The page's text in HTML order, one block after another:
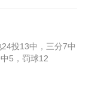
投13中，三分7中
5，罚球12